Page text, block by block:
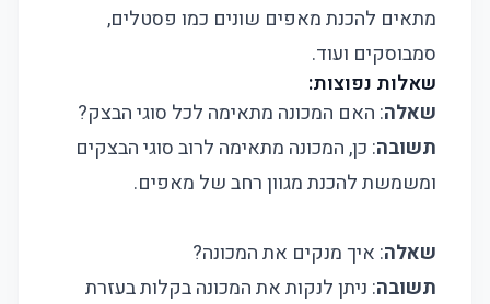
מתאים להכנת מאפים שונים כמו פסטלים,
סמבוסקים ועוד.
שאלות נפוצות:
שאלה: האם המכונה מתאימה לכל סוגי הבצק?
תשובה: כן, המכונה מתאימה לרוב סוגי הבצקים
ומשמשת להכנת מגוון רחב של מאפים.
שאלה: איך מנקים את המכונה?
תשובה: ניתן לנקות את המכונה בקלות בעזרת